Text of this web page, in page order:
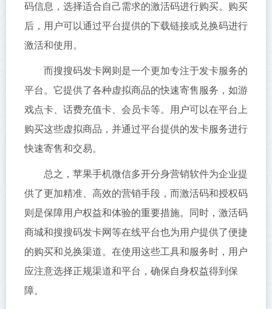
码信息，选择适合自己需求的激活码进行购买。购买
后，用户可以通过平台提供的下载链接或兑换码进行
激活和使用。
而搜搜码发卡网则是一个更加专注于发卡服务的
平台。它提供了各种虚拟商品的快速寄售服务，如游
戏点卡、话费充值卡、会员卡等。用户可以在平台上
购买这些虚拟商品，并通过平台提供的发卡服务进行
快速寄售和交易。
总之，苹果手机微信多开分身营销软件为企业提
供了更加精准、高效的营销手段，而激活码和授权码
则是保障用户权益和体验的重要措施。同时，激活码
商城和搜搜码发卡网等在线平台也为用户提供了便捷
的购买和兑换渠道。在使用这些工具和服务时，用户
应注意选择正规渠道和平台，确保自身权益得到保
障。